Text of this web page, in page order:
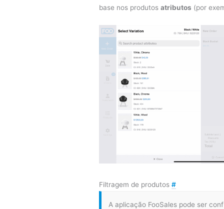
base nos produtos atributos (por
Filtragem de produtos #
A aplicação FooSales pode ser